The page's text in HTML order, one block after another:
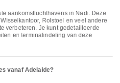
aankomstluchthavens in Nadi. Deze
Rolstoel en veel andere
verbeteren. Je kunt gedetailleerde
en terminalindeling van deze
vanaf Adelaide?